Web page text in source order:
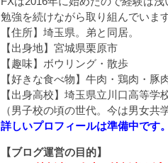
勉強を続けながら取り組んでいます
【住所】埼玉県。弟と同居。
【出身地】宮城県栗原市
【趣味】ボウリング・散歩
【好きな食べ物】牛肉・鶏肉・豚
【出身高校】埼玉県立川口高等学
（男子校の頃の世代。今は男女共
詳しいプロフィールは準備中です。
【ブログ運営の目的】